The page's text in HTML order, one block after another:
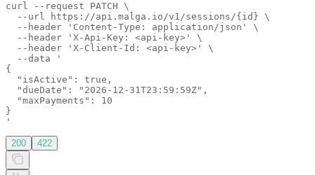
curl --request PATCH \
  --url https://api.malga.io/v1/sessions/{id} \
  --header 'Content-Type: application/json' \
  --header 'X-Api-Key: <api-key>' \
  --header 'X-Client-Id: <api-key>' \
  --data '
{
  "isActive": true,
  "dueDate": "2026-12-31T23:59:59Z",
  "maxPayments": 10
}
'
200 422